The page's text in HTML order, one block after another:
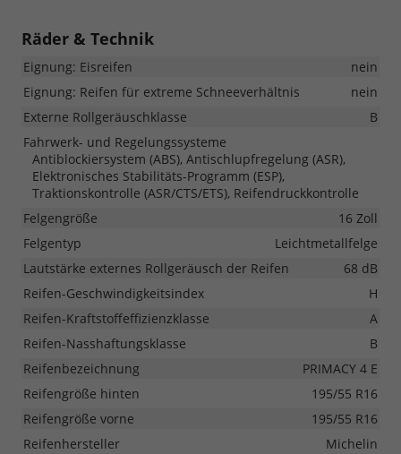
Räder & Technik
Eignung: Eisreifen
nein
Eignung: Reifen für extreme Schneeverhältnis
nein
Externe Rollgeräuschklasse
B
Fahrwerk- und Regelungssysteme
Antiblockiersystem (ABS), Antischlupfregelung (ASR),
Elektronisches Stabilitäts-Programm (ESP),
Traktionskontrolle (ASR/CTS/ETS), Reifendruckkontrolle
Felgengröße
16 Zoll
Felgentyp
Leichtmetallfelge
Lautstärke externes Rollgeräusch der Reifen
68 dB
Reifen-Geschwindigkeitsindex
H
Reifen-Kraftstoffeffizienzklasse
A
Reifen-Nasshaftungsklasse
B
Reifenbezeichnung
PRIMACY 4 E
Reifengröße hinten
195/55 R16
Reifengröße vorne
195/55 R16
Reifenhersteller
Michelin